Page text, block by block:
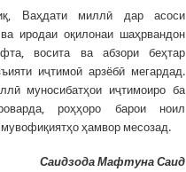
Ваҳдати миллӣ дар асоси
иродаи оқилонаи шаҳрвандон
восита ва абзори беҳтар
иҷтимоӣ арзёбӣ мегардад.
муносибатҳои иҷтимоиро ба
роҳҳоро барои ноил
мувофиқиятҳо ҳамвор месозад.
Саидзода Мафтуна Саид